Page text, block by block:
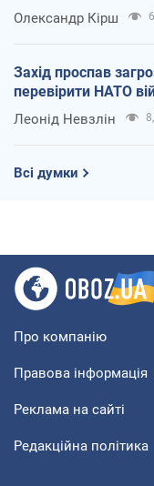
Олександр Кірш
Захід проспав
перевірити НАТО
Леонід Невзлін
Всі думки
Про компанію
Правова інформація
Реклама на сайті
Редакційна політика